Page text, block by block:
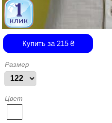
Купить за 215₴
Размер
Цвет